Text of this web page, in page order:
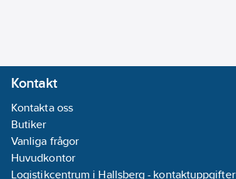
Kontakt
Kontakta oss
Butiker
Vanliga frågor
Huvudkontor
Logistikcentrum i Hallsberg - kontaktuppgifter